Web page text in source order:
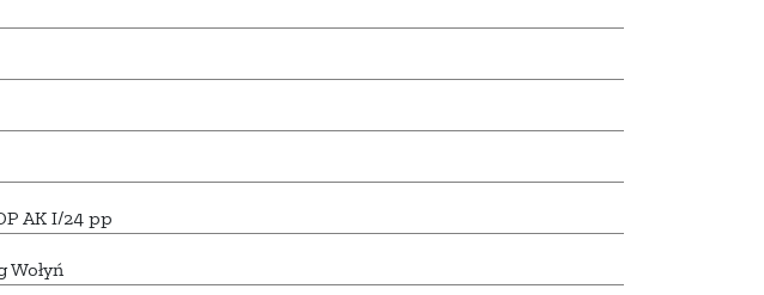
AK I/24 pp
Wołyń